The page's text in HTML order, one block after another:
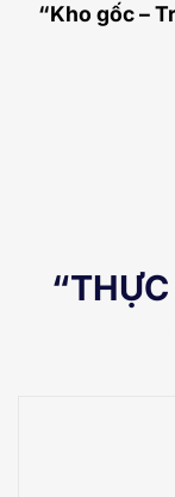
“Kho gốc –